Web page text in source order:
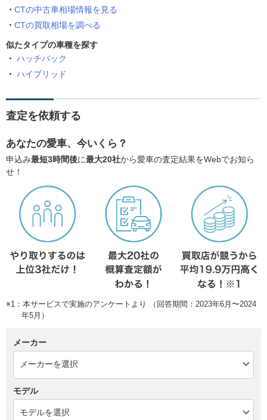
CTの中古車相場情報を見る
CTの買取相場を調べる
似たタイプの車種を探す
ハッチバック
ハイブリッド
査定を依頼する
あなたの愛車、今いくら？
申込み最短3時間後に最大20社から愛車の査定結果をWebでお知ら
せ！
※1：本サービスで実施のアンケートより （回答期間：2023年6月〜2024
年5月）
メーカー
モデル